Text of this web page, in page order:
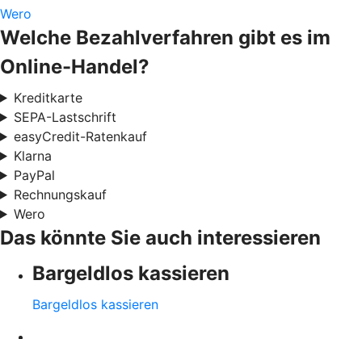
Wero
Welche Bezahlverfahren gibt es im
Online-Handel?
Kreditkarte
SEPA-Lastschrift
easyCredit-Ratenkauf
Klarna
PayPal
Rechnungskauf
Wero
Das könnte Sie auch interessieren
Bargeldlos kassieren
Bargeldlos kassieren